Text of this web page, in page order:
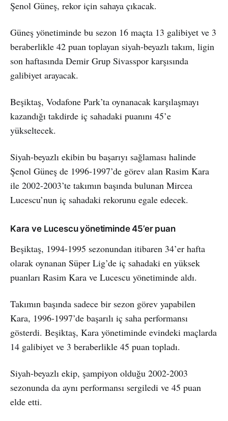
Şenol Güneş, rekor için sahaya çıkacak.
Güneş yönetiminde bu sezon 16 maçta 13 galibiyet ve 3
beraberlikle 42 puan toplayan siyah-beyazlı takım, ligin
son haftasında Demir Grup Sivasspor karşısında
galibiyet arayacak.
Beşiktaş, Vodafone Park’ta oynanacak karşılaşmayı
kazandığı takdirde iç sahadaki puanını 45’e
yükseltecek.
Siyah-beyazlı ekibin bu başarıyı sağlaması halinde
Şenol Güneş de 1996-1997’de görev alan Rasim Kara
ile 2002-2003’te takımın başında bulunan Mircea
Lucescu’nun iç sahadaki rekorunu egale edecek.
Kara ve Lucescu yönetiminde 45’er puan
Beşiktaş, 1994-1995 sezonundan itibaren 34’er hafta
olarak oynanan Süper Lig’de iç sahadaki en yüksek
puanları Rasim Kara ve Lucescu yönetiminde aldı.
Takımın başında sadece bir sezon görev yapabilen
Kara, 1996-1997’de başarılı iç saha performansı
gösterdi. Beşiktaş, Kara yönetiminde evindeki maçlarda
14 galibiyet ve 3 beraberlikle 45 puan topladı.
Siyah-beyazlı ekip, şampiyon olduğu 2002-2003
sezonunda da aynı performansı sergiledi ve 45 puan
elde etti.